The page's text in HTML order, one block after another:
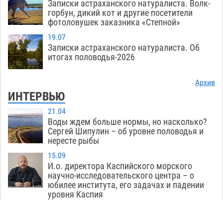
Записки астраханского натуралиста. Волк-
горбун, дикий кот и другие посетители
фотоловушек заказника «Степной»
19.07
Записки астраханского натуралиста. Об
итогах половодья-2026
Архив
ИНТЕРВЬЮ
21.04
Воды ждем больше нормы, но насколько?
Сергей Шипулин – об уровне половодья и
нересте рыбы
15.09
И.о. директора Каспийского морского
научно-исследовательского центра – о
юбилее института, его задачах и падении
уровня Каспия